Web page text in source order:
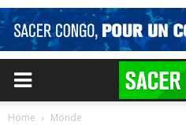
Home Monde